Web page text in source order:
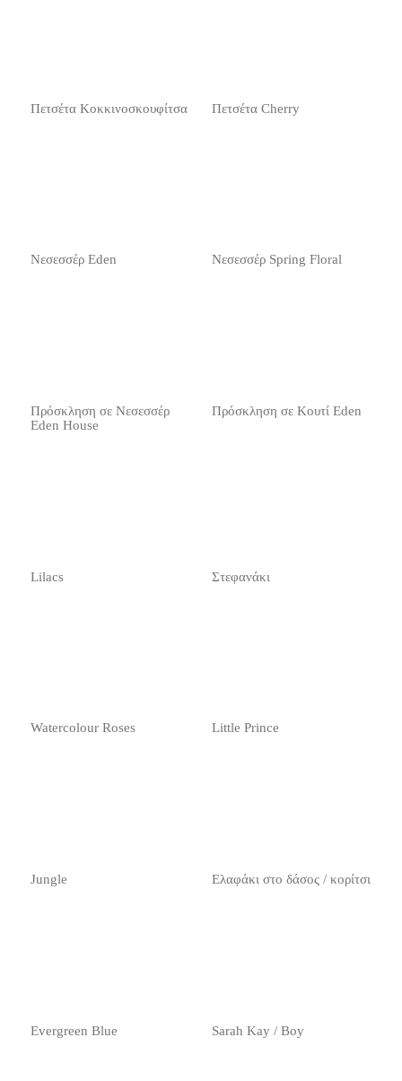
Πετσέτα Κοκκινοσκουφίτσα Πετσέτα Cherry
Νεσεσσέρ Eden Νεσεσσέρ Spring Floral
Πρόσκληση σε Νεσεσσέρ
Eden House
Πρόσκληση σε Κουτί Eden
Lilacs Στεφανάκι
Watercolour Roses Little Prince
Jungle Ελαφάκι στο δάσος / κορίτσι
Evergreen Blue Sarah Kay / Boy